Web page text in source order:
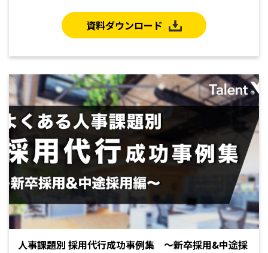
資料ダウンロード
人事課題別 採用代行成功事例集 ～新卒採用&中途採